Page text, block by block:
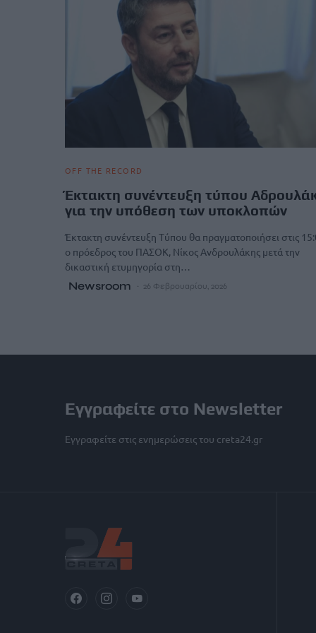
OFF THE RECORD
Έκτακτη συνέντευξη τύπου
για την υπόθεση των υποκλοπών
Έκτακτη συνέντευξη Τύπου θα πραγματοποιήσει στις
ο πρόεδρος του ΠΑΣΟΚ, Νίκος Ανδρουλάκης μετά την
δικαστική ετυμηγορία στη…
Newsroom 26 Φεβρουαρίου, 2026
Εγγραφείτε στο Newsletter
Εγγραφείτε στις ενημερώσεις του creta24.gr